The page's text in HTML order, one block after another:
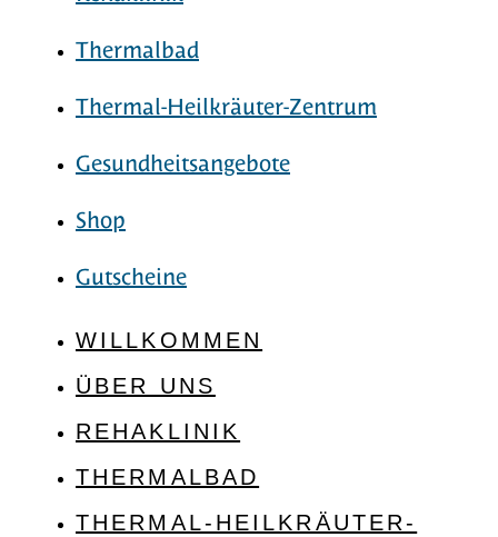
Thermalbad
Thermal-Heilkräuter-Zentrum
Gesundheitsangebote
Shop
Gutscheine
WILLKOMMEN
ÜBER UNS
REHAKLINIK
THERMALBAD
THERMAL-HEILKRÄUTER-